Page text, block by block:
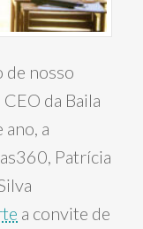
de nosso
da Baila
a
Patrícia
a convite de